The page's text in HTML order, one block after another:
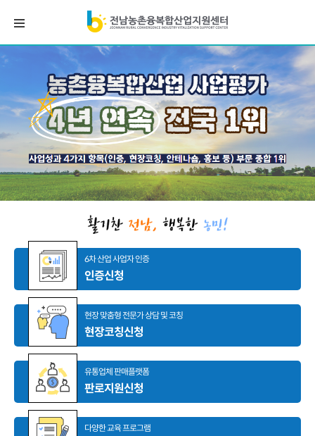
6차 산업 사업자 인증
인증신청
현장 맞춤형 전문가 상담 및 코칭
현장코칭신청
유통업체 판매플랫폼
판로지원신청
다양한 교육 프로그램